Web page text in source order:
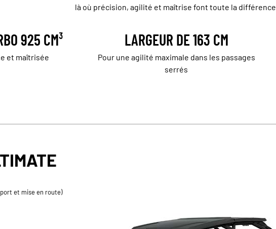
là où précision, agilité et maîtrise font toute la différence.
925 CM³
et maîtrisée
LARGEUR DE 163 CM
Pour une agilité maximale dans les passages
serrés
et mise en route)